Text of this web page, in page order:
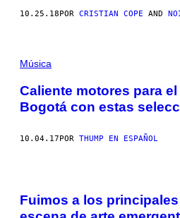
10.25.18 POR CRISTIAN COPE AND
Música
Caliente motores para el
Bogotá con estas
10.04.17POR THUMP EN ESPAÑOL
Fuimos a los